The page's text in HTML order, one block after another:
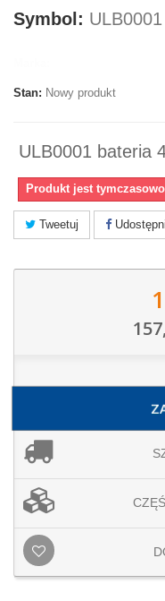
Symbol: ULB0001
Stan: Nowy produkt
ULB0001 bateria
Produkt jest
Tweetuj